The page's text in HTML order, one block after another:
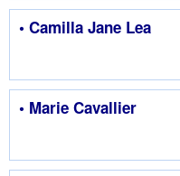
• Camilla Jane Lea
• Marie Cavallier